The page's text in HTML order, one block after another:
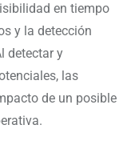
en tiempo
y la detección
detectar y
las
de un posible